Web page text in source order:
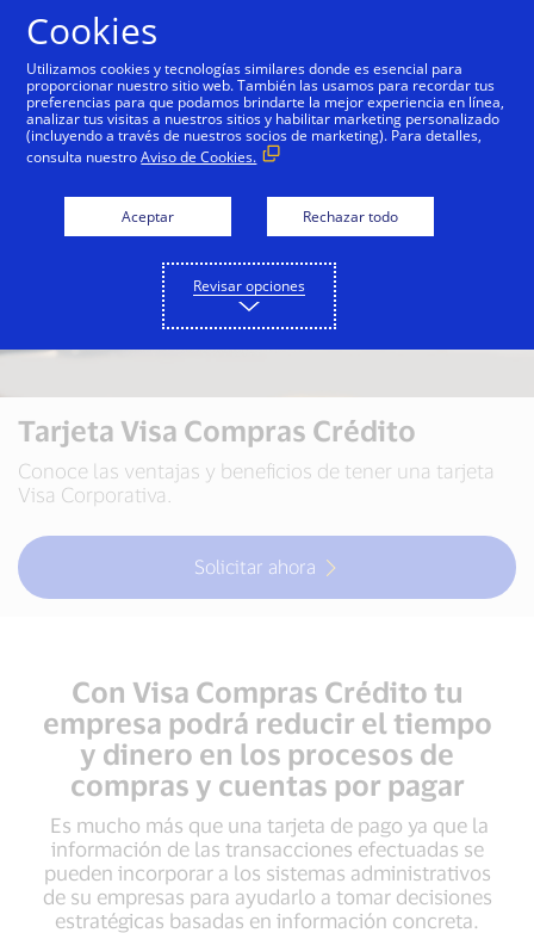
Tarjeta Visa Compras Crédito
Conoce las ventajas y beneficios de tener una tarjeta
Visa Corporativa.
Solicitar ahora
Con Visa Compras Crédito tu
empresa podrá reducir el tiempo
y dinero en los procesos de
compras y cuentas por pagar
Es mucho más que una tarjeta de pago ya que la
información de las transacciones efectuadas se
pueden incorporar a los sistemas administrativos
de su empresas para ayudarlo a tomar decisiones
estratégicas basadas en información concreta.
Cookies
Utilizamos cookies y tecnologías similares donde es esencial para
proporcionar nuestro sitio web. También las usamos para recordar tus
preferencias para que podamos brindarte la mejor experiencia en línea,
analizar tus visitas a nuestros sitios y habilitar marketing personalizado
(incluyendo a través de nuestros socios de marketing). Para detalles,
consulta nuestroAviso de Cookies.
Aceptar Rechazar todo
Revisar opciones